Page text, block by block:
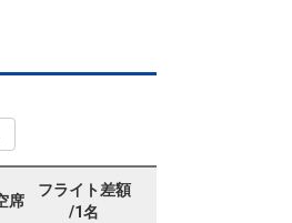
席
フライト差額
/1名